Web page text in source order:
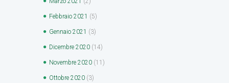
Febbraio 2021 (5)
Gennaio 2021 (3)
Dicembre 2020 (14)
Novembre 2020 (11)
Ottobre 2020 (3)